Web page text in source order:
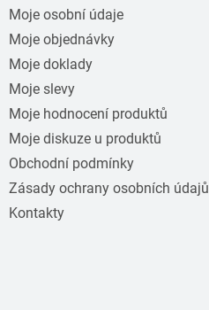
Moje osobní údaje
Moje objednávky
Moje doklady
Moje slevy
Moje hodnocení produktů
Moje diskuze u produktů
Obchodní podmínky
Zásady ochrany osobních údajů
Kontakty